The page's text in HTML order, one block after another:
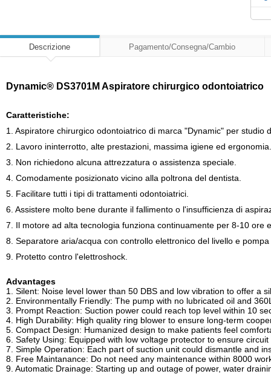
Descrizione Pagamento/Consegna/Cambio
Dynamic® DS3701M Aspiratore chirurgico odontoiatrico
Caratteristiche:
1. Aspiratore chirurgico odontoiatrico di marca "Dynamic" per studio
2. Lavoro ininterrotto, alte prestazioni, massima igiene ed ergonomia.
3. Non richiedono alcuna attrezzatura o assistenza speciale.
4. Comodamente posizionato vicino alla poltrona del dentista.
5. Facilitare tutti i tipi di trattamenti odontoiatrici.
6. Assistere molto bene durante il fallimento o l'insufficienza di
7. Il motore ad alta tecnologia funziona continuamente per 8-10 ore
8. Separatore aria/acqua con controllo elettronico del livello e
9. Protetto contro l'elettroshock.
Advantages
1. Silent: Noise level lower than 50 DBS and low vibration to offer a
2. Environmentally Friendly: The pump with no lubricated oil and
3. Prompt Reaction: Suction power could reach top level within 10
4. High Durability: High quality ring blower to ensure long-term
5. Compact Design: Humanized design to make patients feel
6. Safety Using: Equipped with low voltage protector to ensure
7. Simple Operation: Each part of suction unit could dismantle and
8. Free Maintanance: Do not need any maintenance within 8000
9. Automatic Drainage: Starting up and outage of power, water